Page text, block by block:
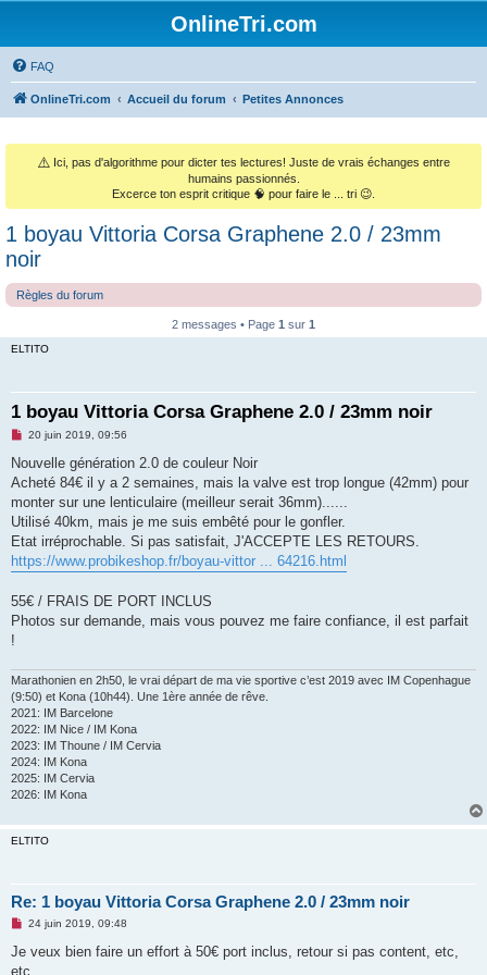
OnlineTri.com
FAQ
OnlineTri.com Accueil du forum Petites Annonces
⚠️ Ici, pas d'algorithme pour dicter tes lectures! Juste de vrais échanges entre
humains passionnés.
Excerce ton esprit critique 🧠 pour faire le ... tri 😉.
1 boyau Vittoria Corsa Graphene 2.0 / 23mm
noir
Règles du forum
2 messages • Page 1 sur 1
ELTITO
1 boyau Vittoria Corsa Graphene 2.0 / 23mm noir
M
s
a
g
n
o
l
20 juin 2019, 09:56
Nouvelle génération 2.0 de couleur Noir
Acheté 84€ il y a 2 semaines, mais la valve est trop longue (42mm) pour
monter sur une lenticulaire (meilleur serait 36mm)......
Utilisé 40km, mais je me suis embêté pour le gonfler.
Etat irréprochable. Si pas satisfait, J'ACCEPTE LES RETOURS.
https://www.probikeshop.fr/boyau-vittor ... 64216.html
55€ / FRAIS DE PORT INCLUS
Photos sur demande, mais vous pouvez me faire confiance, il est parfait
!
Marathonien en 2h50, le vrai départ de ma vie sportive c’est 2019 avec IM Copenhague
(9:50) et Kona (10h44). Une 1ère année de rêve.
2021: IM Barcelone
2022: IM Nice / IM Kona
2023: IM Thoune / IM Cervia
2024: IM Kona
2025: IM Cervia
2026: IM Kona
ELTITO
Re: 1 boyau Vittoria Corsa Graphene 2.0 / 23mm noir
M
s
24 juin 2019, 09:48
Je veux bien faire un effort à 50€ port inclus, retour si pas content, etc,
etc....